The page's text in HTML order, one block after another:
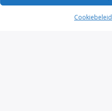
Cookiebeleid